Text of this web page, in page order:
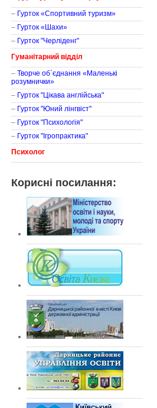
– Гурток «Спортивний туризм»
– Гурток «Шахи»
– Гурток "Черліденг"
Гуманітарний відділ
– Творче об`єднання «Маленькі
розумнички»
– Гурток "Цікава англійська"
– Гурток "Юний лінгвіст"
– Гурток "Психологія"
– Гурток "Ігропрактика"
Психолог
Корисні посилання: